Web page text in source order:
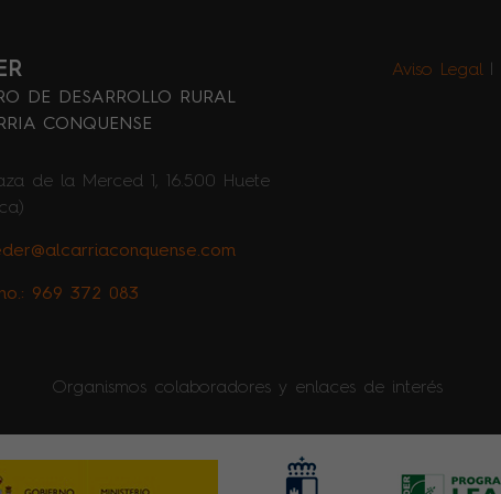
DE DESARROLLO RURAL
CONQUENSE
de la Merced 1, 16.500 Huete
969 372 083
Aviso Legal|
Organismos colaboradores y enlaces de interés